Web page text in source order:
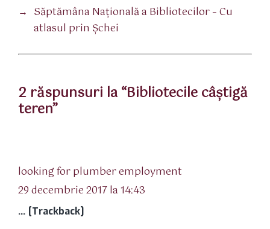
→ Săptămâna Naţională a Bibliotecilor – Cu
atlasul prin Şchei
2 răspunsuri la “Bibliotecile câştigă
teren”
looking for plumber employment
29 decembrie 2017 la 14:43
… [Trackback]